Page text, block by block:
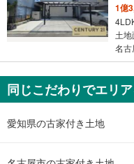
1億
土
名古
同じこだわりでエリ
愛知県の古家付き土地